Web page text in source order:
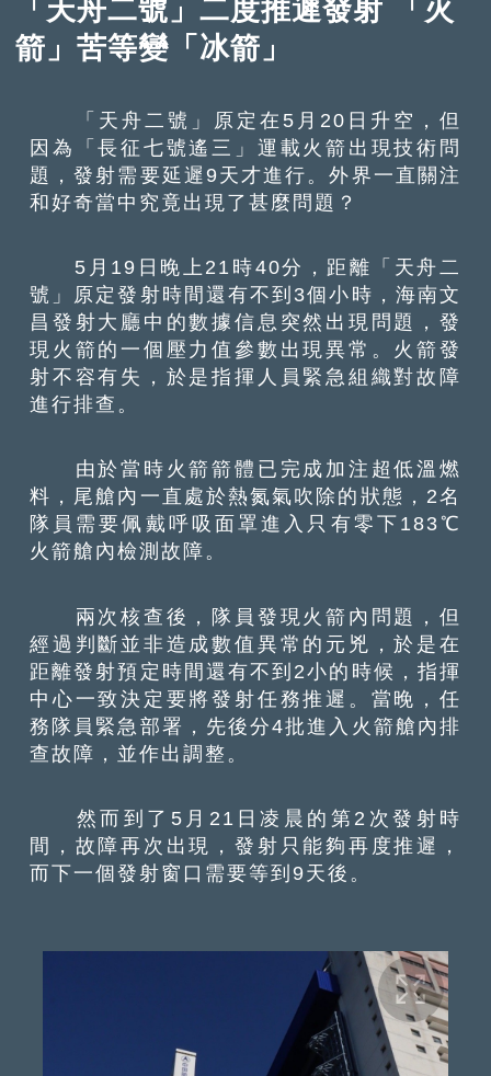
「天舟二號」二度推遲發射 「火
箭」苦等變「冰箭」
「天舟二號」原定在5月20日升空，但
因為「長征七號遙三」運載火箭出現技術問
題，發射需要延遲9天才進行。外界一直關注
和好奇當中究竟出現了甚麼問題？
5月19日晚上21時40分，距離「天舟二
號」原定發射時間還有不到3個小時，海南文
昌發射大廳中的數據信息突然出現問題，發
現火箭的一個壓力值參數出現異常。火箭發
射不容有失，於是指揮人員緊急組織對故障
進行排查。
由於當時火箭箭體已完成加注超低溫燃
料，尾艙內一直處於熱氮氣吹除的狀態，2名
隊員需要佩戴呼吸面罩進入只有零下183℃
火箭艙內檢測故障。
兩次核查後，隊員發現火箭內問題，但
經過判斷並非造成數值異常的元兇，於是在
距離發射預定時間還有不到2小的時候，指揮
中心一致決定要將發射任務推遲。當晚，任
務隊員緊急部署，先後分4批進入火箭艙內排
查故障，並作出調整。
然而到了5月21日凌晨的第2次發射時
間，故障再次出現，發射只能夠再度推遲，
而下一個發射窗口需要等到9天後。